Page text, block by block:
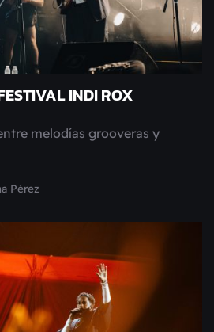
INDI ROX
melodías grooveras y
Pérez